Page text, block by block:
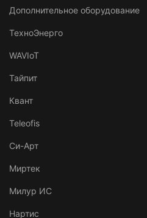
Дополнительное оборудование
ТехноЭнерго
WAVIoT
Тайпит
Квант
Teleofis
Си-Арт
Миртек
Милур ИС
Нартис